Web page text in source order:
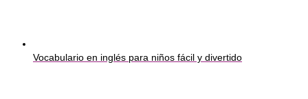
Vocabulario en inglés para niños fácil y divertido